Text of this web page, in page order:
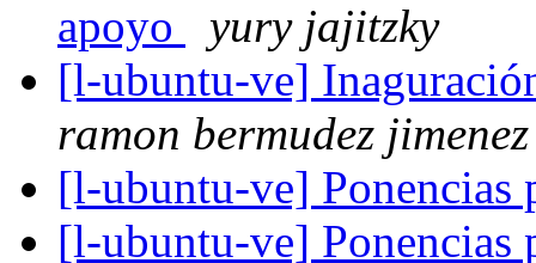
apoyo
yury jajitzky
[l-ubuntu-ve]
ramon bermudez jimenez
[l-ubuntu-ve] Ponencias
[l-ubuntu-ve] Ponencias